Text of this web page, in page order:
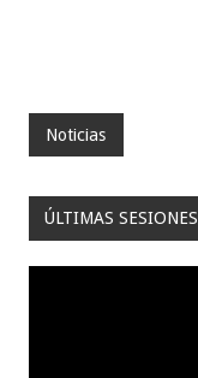
Noticias
ÚLTIMAS SESIONES